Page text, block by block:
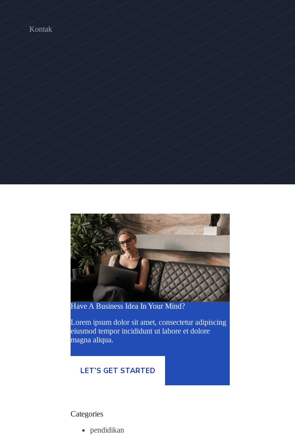
Kontak
Have A Business Idea In Your Mind?
Lorem ipsum dolor sit amet, consectetur adipiscing
eiusmod tempor incididunt ut labore et dolore
magna aliqua.
LET’S GET STARTED
Categories
pendidikan